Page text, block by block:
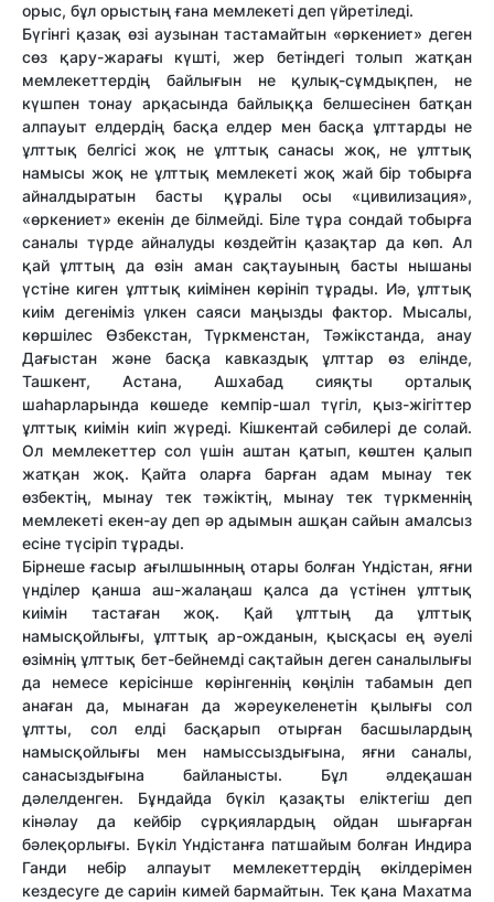
орыс, бұл орыстың ғана мемлекеті деп үйретіледі.
Бүгінгі қазақ өзі аузынан тастамайтын «өркениет» деген
сөз қару-жарағы күшті, жер бетіндегі толып жатқан
мемлекеттердің байлығын не қулық-сұмдықпен, не
күшпен тонау арқасында байлыққа белшесінен батқан
алпауыт елдердің басқа елдер мен басқа ұлттарды не
ұлттық белгісі жоқ не ұлттық санасы жоқ, не ұлттық
намысы жоқ не ұлттық мемлекеті жоқ жай бір тобырға
айналдыратын басты құралы осы «цивилизация»,
«өркениет» екенін де білмейді. Біле тұра сондай тобырға
саналы түрде айналуды көздейтін қазақтар да көп. Ал
қай ұлттың да өзін аман сақтауының басты нышаны
үстіне киген ұлттық киімінен көрініп тұрады. Иә, ұлттық
киім дегеніміз үлкен саяси маңызды фактор. Мысалы,
көршілес Өзбекстан, Түркменстан, Тәжікстанда, анау
Дағыстан және басқа кавказдық ұлттар өз елінде,
Ташкент, Астана, Ашхабад сияқты орталық
шаһарларында көшеде кемпір-шал түгіл, қыз-жігіттер
ұлттық киімін киіп жүреді. Кішкентай сәбилері де солай.
Ол мемлекеттер сол үшін аштан қатып, көштен қалып
жатқан жоқ. Қайта оларға барған адам мынау тек
өзбектің, мынау тек тәжіктің, мынау тек түркменнің
мемлекеті екен-ау деп әр адымын ашқан сайын амалсыз
есіне түсіріп тұрады.
Бірнеше ғасыр ағылшынның отары болған Үндістан, яғни
үнділер қанша аш-жалаңаш қалса да үстінен ұлттық
киімін тастаған жоқ. Қай ұлттың да ұлттық
намысқойлығы, ұлттық ар-ожданын, қысқасы ең әуелі
өзімнің ұлттық бет-бейнемді сақтайын деген саналылығы
да немесе керісінше көрінгеннің көңілін табамын деп
анаған да, мынаған да жәреукеленетін қылығы сол
ұлтты, сол елді басқарып отырған басшылардың
намысқойлығы мен намыссыздығына, яғни саналы,
санасыздығына байланысты. Бұл әлдеқашан
дәлелденген. Бұндайда бүкіл қазақты еліктегіш деп
кінәлау да кейбір сұрқиялардың ойдан шығарған
бәлеқорлығы. Бүкіл Үндістанға патшайым болған Индира
Ганди небір алпауыт мемлекеттердің өкілдерімен
кездесуге де сариін кимей бармайтын. Тек қана Махатма